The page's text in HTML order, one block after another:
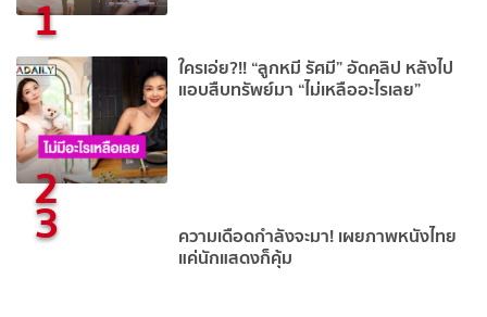
1
2
ใครเอ่ย?!! “ลูกหมี รัศมี” อัดคลิป หลังไป
แอบสืบทรัพย์มา “ไม่เหลืออะไรเลย”
3 ความเดือดกำลังจะมา! เผยภาพหนังไทย
แค่นักแสดงก็คุ้ม